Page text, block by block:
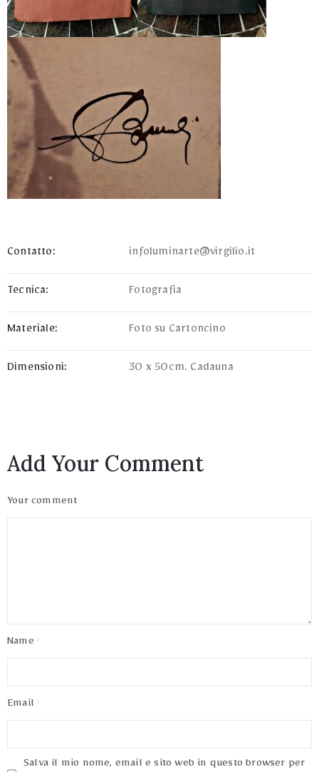
Contatto: infoluminarte@virgilio.it
Tecnica: Fotografia
Materiale: Foto su Cartoncino
Dimensioni: 30 x 50cm. Cadauna
Add Your Comment
Your comment
Name
Email
Salva il mio nome, email e sito web in questo browser per